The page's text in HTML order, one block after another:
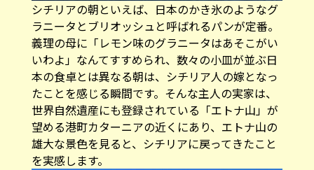
シチリアの朝といえば、日本のかき氷のようなグ
ラニータとブリオッシュと呼ばれるパンが定番。
義理の母に「レモン味のグラニータはあそこがい
いわよ」なんてすすめられ、数々の小皿が並ぶ日
本の食卓とは異なる朝は、シチリア人の嫁となっ
たことを感じる瞬間です。そんな主人の実家は、
世界自然遺産にも登録されている「エトナ山」が
望める港町カターニアの近くにあり、エトナ山の
雄大な景色を見ると、シチリアに戻ってきたこと
を実感します。